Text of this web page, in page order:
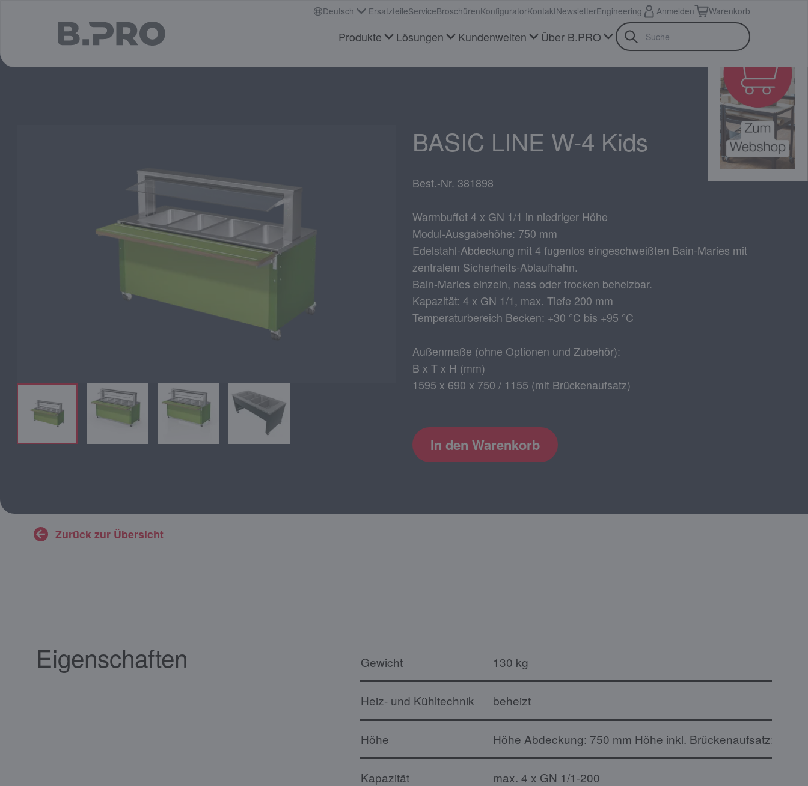
Produkte Lösungen Kundenwelten Über B.PRO
Deutsch ErsatzteileServiceBroschürenKonfiguratorKontaktNewsletterEngineering Anmelden Warenkorb
BASIC LINE W-4 Kids
Best.-Nr. 381898
Warmbuffet 4 x GN 1/1 in niedriger Höhe
Modul-Ausgabehöhe: 750 mm
Edelstahl-Abdeckung mit 4 fugenlos eingeschweißten Bain-Maries mit
zentralem Sicherheits-Ablaufhahn.
Bain-Maries einzeln, nass oder trocken beheizbar.
Kapazität: 4 x GN 1/1, max. Tiefe 200 mm
Temperaturbereich Becken: +30 °C bis +95 °C
Außenmaße (ohne Optionen und Zubehör):
B x T x H (mm)
1595 x 690 x 750 / 1155 (mit Brückenaufsatz)
In den Warenkorb
Zurück zur Übersicht
Eigenschaften Gewicht 130 kg
Heiz- und Kühltechnik beheizt
Höhe Höhe Abdeckung: 750 mm Höhe inkl. Brückenaufsatz: 1155
Kapazität max. 4 x GN 1/1-200